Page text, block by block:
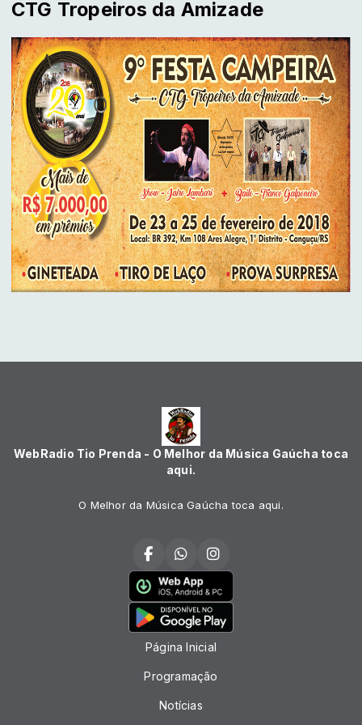
CTG Tropeiros da Amizade
WebRadio Tio Prenda - O Melhor da Música Gaúcha toca
aqui.
O Melhor da Música Gaúcha toca aqui.
Página Inicial
Programação
Notícias